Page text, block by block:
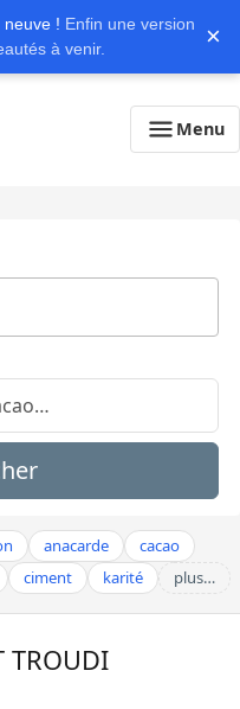
neuve ! Enfin une version
à venir.
×
Menu
anacarde
cacao
ciment karité plus…
TROUDI